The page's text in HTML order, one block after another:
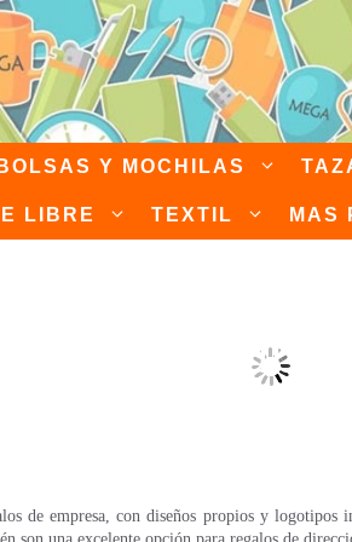
BOLSAS Y MOCHILAS
LIBRE TEXTIL MAS
de empresa, con diseños propios y logotipos